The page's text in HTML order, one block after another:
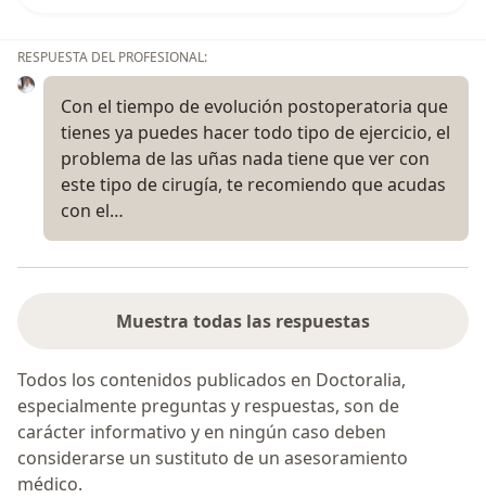
RESPUESTA DEL PROFESIONAL:
Con el tiempo de evolución postoperatoria que
tienes ya puedes hacer todo tipo de ejercicio, el
problema de las uñas nada tiene que ver con
este tipo de cirugía, te recomiendo que acudas
con el…
Muestra todas las respuestas
Todos los contenidos publicados en Doctoralia,
especialmente preguntas y respuestas, son de
carácter informativo y en ningún caso deben
considerarse un sustituto de un asesoramiento
médico.